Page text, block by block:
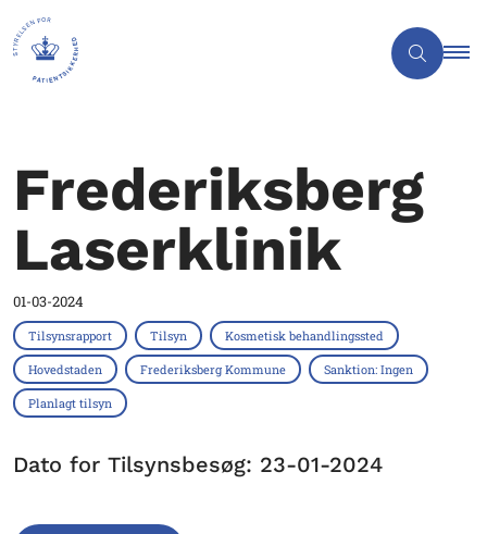
Frederiksberg
Laserklinik
01-03-2024
Tilsynsrapport Tilsyn Kosmetisk behandlingssted
Hovedstaden Frederiksberg Kommune Sanktion: Ingen
Planlagt tilsyn
Dato for Tilsynsbesøg: 23-01-2024